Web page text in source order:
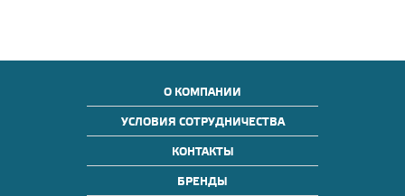
О КОМПАНИИ
УСЛОВИЯ СОТРУДНИЧЕСТВА
КОНТАКТЫ
БРЕНДЫ